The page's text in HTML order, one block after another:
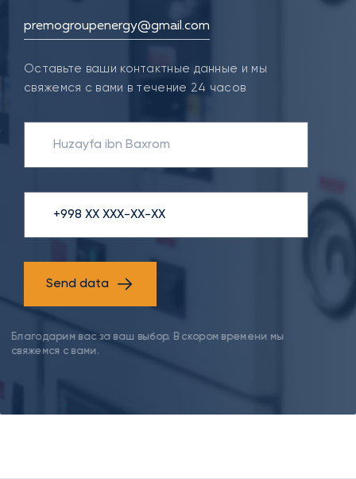
premogroupenergy@gmail.com
Оставьте ваши контактные данные и мы
свяжемся с вами в течение 24 часов
Send data
Благодарим вас за ваш выбор. В скором времени мы
свяжемся с вами.